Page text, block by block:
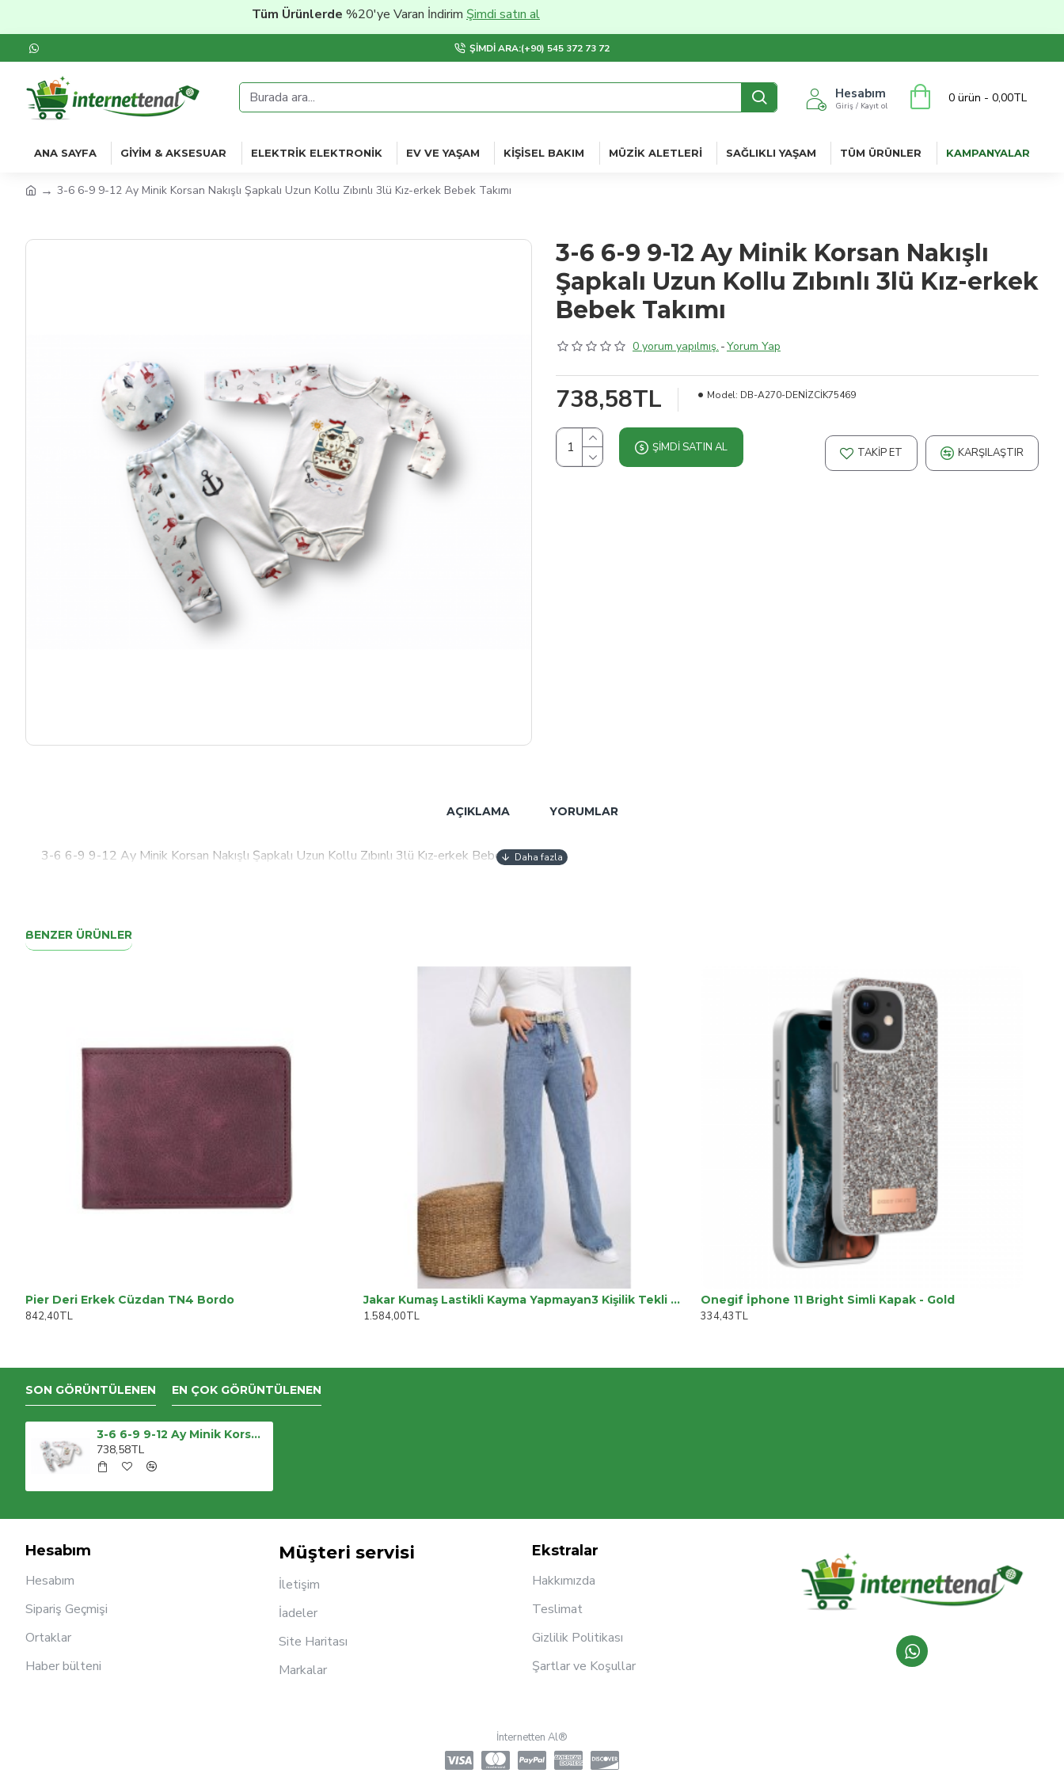
Tüm Ürünlerde%20'ye Varan İndirimŞimdi satın al
ŞIMDI ARA:(+90) 545 372 73 72
Hesabım
Giriş / Kayıt ol
0 ürün - 0,00TL
ANA SAYFA GIYIM & AKSESUAR ELEKTRIK ELEKTRONIK EV VE YAŞAM KIŞISEL BAKIM MÜZIK ALETLERI SAĞLIKLI YAŞAM TÜM ÜRÜNLER KAMPANYALAR
3-6 6-9 9-12 Ay Minik Korsan Nakışlı Şapkalı Uzun Kollu Zıbınlı 3lü Kız-erkek Bebek Takımı
3-6 6-9 9-12 Ay Minik Korsan Nakışlı
Şapkalı Uzun Kollu Zıbınlı 3lü Kız-erkek
Bebek Takımı
0 yorum yapılmış. -Yorum Yap
738,58TL Model: DB-A270-DENİZCİK75469
ŞIMDI SATIN AL TAKIP ET KARŞILAŞTIR
AÇIKLAMA YORUMLAR
3-6 6-9 9-12 Ay Minik Korsan Nakışlı Şapkalı Uzun Kollu Zıbınlı 3lü Kız-erkek Bebek Takımı
BENZER ÜRÜNLER
Pier Deri Erkek Cüzdan TN4 Bordo
842,40TL
Jakar Kumaş Lastikli Kayma Yapmayan3 Kişilik Tekli Kanepe Örtüsü
1.584,00TL
Onegif İphone 11 Bright Simli Kapak - Gold
334,43TL
SON GÖRÜNTÜLENEN EN ÇOK GÖRÜNTÜLENEN
3-6 6-9 9-12 Ay Minik Korsan Nakışlı Şapkalı Uzun Kollu Zıbınlı 3lü Kız-erkek Bebek Takımı
738,58TL
Hesabım
Hesabım
Sipariş Geçmişi
Ortaklar
Haber bülteni
Müşteri servisi
İletişim
İadeler
Site Haritası
Markalar
Ekstralar
Hakkımızda
Teslimat
Gizlilik Politikası
Şartlar ve Koşullar
İnternetten Al®